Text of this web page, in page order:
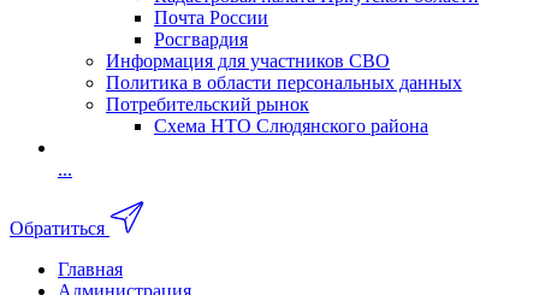
Почта России
Росгвардия
Информация для участников СВО
Политика в области персональных данных
Потребительский рынок
Схема НТО Слюдянского района
...
Обратиться
Главная
Администрация